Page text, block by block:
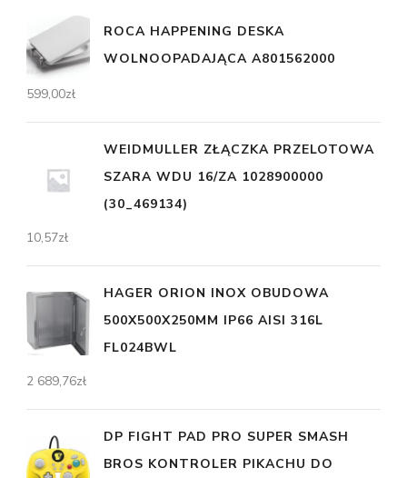
ROCA HAPPENING DESKA
WOLNOOPADAJĄCA A801562000
599,00zł
WEIDMULLER ZŁĄCZKA PRZELOTOWA
SZARA WDU 16/ZA 1028900000
(30_469134)
10,57zł
HAGER ORION INOX OBUDOWA
500X500X250MM IP66 AISI 316L
FL024BWL
2 689,76zł
DP FIGHT PAD PRO SUPER SMASH
BROS KONTROLER PIKACHU DO